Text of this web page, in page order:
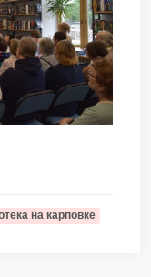
на карповке